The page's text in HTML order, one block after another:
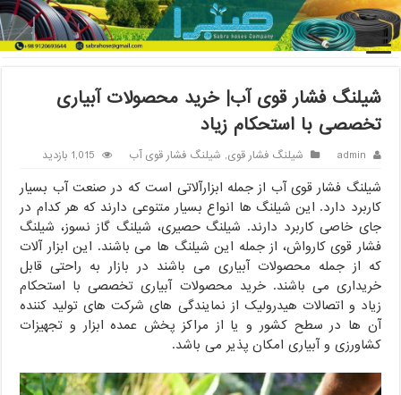
خانه / شیلنگ فشار قوی / شیلنگ فشار قوی آب| خرید محصولات آبیاری
تخصصی با استحکام زیاد
شیلنگ فشار قوی آب| خرید محصولات آبیاری
تخصصی با استحکام زیاد
admin شیلنگ فشار قوی, شیلنگ فشار قوی آب 1,015 بازدید
شیلنگ فشار قوی آب از جمله ابزارآلاتی است که در صنعت آب بسیار
کاربرد دارد. این شیلنگ ها انواع بسیار متنوعی دارند که هر کدام در
جای خاصی کاربرد دارند. شیلنگ حصیری، شیلنگ گاز نسوز، شیلنگ
فشار قوی کارواش، از جمله این شیلنگ ها می باشند. این ابزار آلات
که از جمله محصولات آبیاری می باشند در بازار به راحتی قابل
خریداری می باشند. خرید محصولات آبیاری تخصصی با استحکام
زیاد و اتصالات هیدرولیک از نمایندگی های شرکت های تولید کننده
آن ها در سطح کشور و یا از مراکز پخش عمده ابزار و تجهیزات
کشاورزی و آبیاری امکان پذیر می باشد.